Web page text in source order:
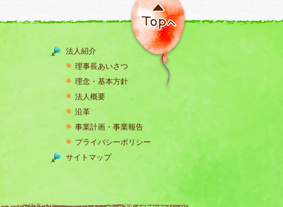
法人紹介
理事長あいさつ
理念・基本方針
法人概要
沿革
事業計画・事業報告
プライバシーポリシー
サイトマップ